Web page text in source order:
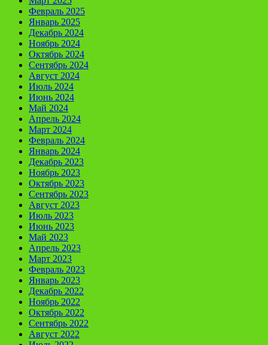
Февраль 2025
Январь 2025
Декабрь 2024
Ноябрь 2024
Октябрь 2024
Сентябрь 2024
Август 2024
Июль 2024
Июнь 2024
Май 2024
Апрель 2024
Март 2024
Февраль 2024
Январь 2024
Декабрь 2023
Ноябрь 2023
Октябрь 2023
Сентябрь 2023
Август 2023
Июль 2023
Июнь 2023
Май 2023
Апрель 2023
Март 2023
Февраль 2023
Январь 2023
Декабрь 2022
Ноябрь 2022
Октябрь 2022
Сентябрь 2022
Август 2022